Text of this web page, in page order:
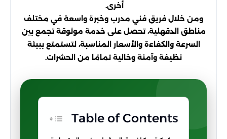
أخرى.
ومن خلال فريق فني مدرب وخبرة واسعة في مختلف
مناطق الدقهلية، تحصل على خدمة موثوقة تجمع بين
السرعة والكفاءة والأسعار المناسبة، لتستمتع ببيئة
نظيفة وآمنة وخالية تمامًا من الحشرات.
Table of Contents